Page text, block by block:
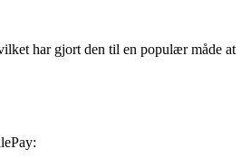
har gjort den til en populær måde at